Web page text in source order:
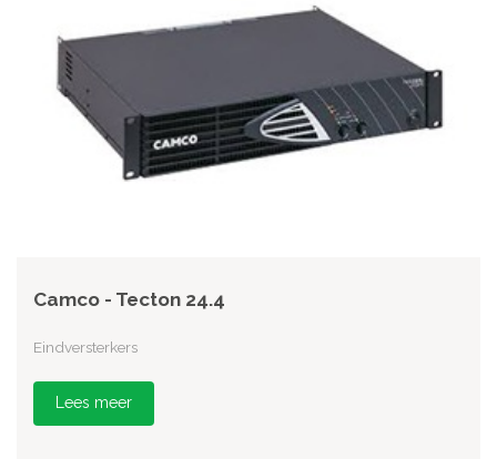
Camco - Tecton 24.4
Eindversterkers
Lees meer